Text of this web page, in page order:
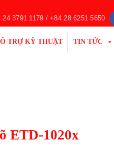
24 3791 1179 / +84 28 6251 5650
TRỢ KỸ THUẬT TIN TỨC
ETD-1020x